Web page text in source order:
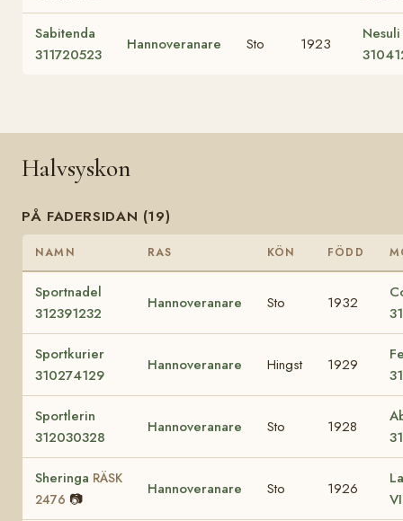
Sabitenda
311720523
Hannoveranare Sto 1923
Nesuli
Halvsyskon
PÅ FADERSIDAN (19)
NAMN RAS KÖN FÖDD
Sportnadel
312391232
Hannoveranare Sto 1932
Sportkurier
310274129
Hannoveranare Hingst 1929
Sportlerin
312030328
Hannoveranare Sto 1928
Sheringa RÄSK
2476 📷
Hannoveranare Sto 1926